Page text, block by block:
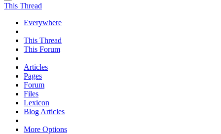
This Thread
Everywhere
This Thread
This Forum
Articles
Pages
Forum
Files
Lexicon
Blog Articles
More Options